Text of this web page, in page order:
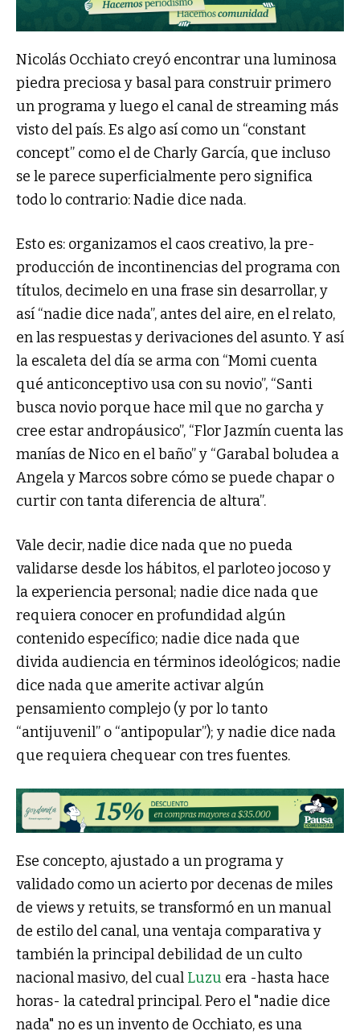
Nicolás Occhiato creyó encontrar una luminosa
piedra preciosa y basal para construir primero
un programa y luego el canal de streaming más
visto del país. Es algo así como un “constant
concept” como el de Charly García, que incluso
se le parece superficialmente pero significa
todo lo contrario: Nadie dice nada.
Esto es: organizamos el caos creativo, la pre-
producción de incontinencias del programa con
títulos, decimelo en una frase sin desarrollar, y
así “nadie dice nada”, antes del aire, en el relato,
en las respuestas y derivaciones del asunto. Y así
la escaleta del día se arma con “Momi cuenta
qué anticonceptivo usa con su novio”, “Santi
busca novio porque hace mil que no garcha y
cree estar andropáusico”, “Flor Jazmín cuenta las
manías de Nico en el baño” y “Garabal boludea a
Angela y Marcos sobre cómo se puede chapar o
curtir con tanta diferencia de altura”.
Vale decir, nadie dice nada que no pueda
validarse desde los hábitos, el parloteo jocoso y
la experiencia personal; nadie dice nada que
requiera conocer en profundidad algún
contenido específico; nadie dice nada que
divida audiencia en términos ideológicos; nadie
dice nada que amerite activar algún
pensamiento complejo (y por lo tanto
“antijuvenil” o “antipopular”); y nadie dice nada
que requiera chequear con tres fuentes.
Ese concepto, ajustado a un programa y
validado como un acierto por decenas de miles
de views y retuits, se transformó en un manual
de estilo del canal, una ventaja comparativa y
también la principal debilidad de un culto
nacional masivo, del cual Luzu era -hasta hace
horas- la catedral principal. Pero el "nadie dice
nada" no es un invento de Occhiato, es una